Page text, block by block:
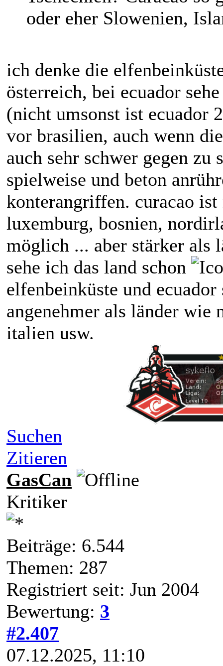
oder eher Slowenien,
ich denke die
österreich, bei ecuador
(nicht umsonst ist ecuador
vor brasilien, auch wenn
auch sehr schwer gegen
spielweise und beton
konterangriffen. curacao
luxemburg, bosnien,
möglich ... aber stärker als
sehe ich das land schon
elfenbeinküste und
angenehmer als länder wie
italien usw.
Suchen
Zitieren
GasCan
Kritiker
Beiträge: 6.544
Themen: 287
Registriert seit: Jun 2004
Bewertung: 3
#2.407
07.12.2025, 11:10